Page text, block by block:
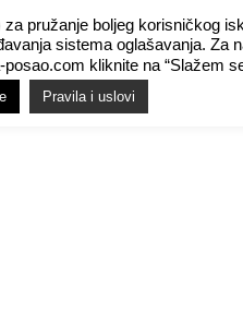
pružanje boljeg korisničkog
sistema oglašavanja. Za
kliknite na “Slažem
Pravila i uslovi